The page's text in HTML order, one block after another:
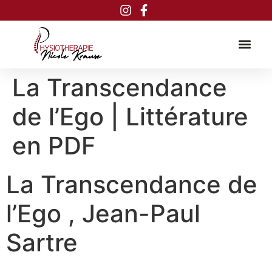
La Transcendance
de l’Ego | Littérature
en PDF
La Transcendance de
l’Ego , Jean-Paul
Sartre